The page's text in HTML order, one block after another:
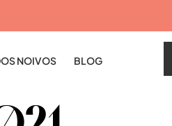
NOIVOS BLOG